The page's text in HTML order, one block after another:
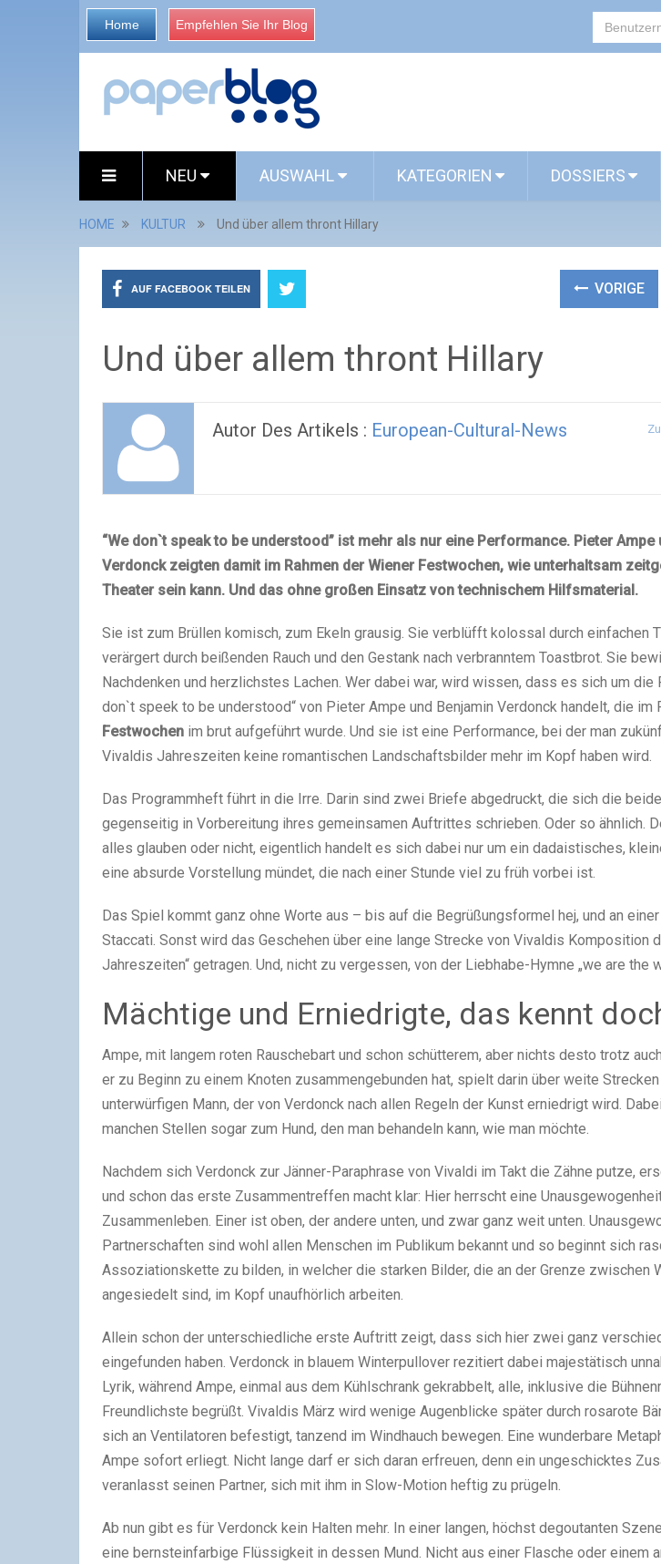
Home Empfehlen Sie Ihr Blog
NEU AUSWAHL KATEGORIEN DOSSIERS
HOME KULTUR Und über allem thront Hillary
AUF FACEBOOK TEILEN VORIGE
Und über allem thront Hillary
Autor Des Artikels : European-Cultural-News
“We don`t speak to be understood” ist mehr als nur eine Performance. Pieter Ampe
Verdonck zeigten damit im Rahmen der Wiener Festwochen, wie unterhaltsam
Theater sein kann. Und das ohne großen Einsatz von technischem Hilfsmaterial.
Sie ist zum Brüllen komisch, zum Ekeln grausig. Sie verblüfft kolossal durch einfachen
verärgert durch beißenden Rauch und den Gestank nach verbranntem Toastbrot. Sie
Nachdenken und herzlichstes Lachen. Wer dabei war, wird wissen, dass es sich um die
don`t speek to be understood“ von Pieter Ampe und Benjamin Verdonck handelt, die im
Festwochen im brut aufgeführt wurde. Und sie ist eine Performance, bei der man
Vivaldis Jahreszeiten keine romantischen Landschaftsbilder mehr im Kopf haben wird.
Das Programmheft führt in die Irre. Darin sind zwei Briefe abgedruckt, die sich die
gegenseitig in Vorbereitung ihres gemeinsamen Auftrittes schrieben. Oder so ähnlich.
alles glauben oder nicht, eigentlich handelt es sich dabei nur um ein dadaistisches,
eine absurde Vorstellung mündet, die nach einer Stunde viel zu früh vorbei ist.
Das Spiel kommt ganz ohne Worte aus – bis auf die Begrüßungsformel hej, und an
Staccati. Sonst wird das Geschehen über eine lange Strecke von Vivaldis Komposition
Jahreszeiten“ getragen. Und, nicht zu vergessen, von der Liebhabe-Hymne „we are the
Mächtige und Erniedrigte, das kennt
Ampe, mit langem roten Rauschebart und schon schütterem, aber nichts desto trotz
er zu Beginn zu einem Knoten zusammengebunden hat, spielt darin über weite
unterwürfigen Mann, der von Verdonck nach allen Regeln der Kunst erniedrigt wird.
manchen Stellen sogar zum Hund, den man behandeln kann, wie man möchte.
Nachdem sich Verdonck zur Jänner-Paraphrase von Vivaldi im Takt die Zähne putze,
und schon das erste Zusammentreffen macht klar: Hier herrscht eine
Zusammenleben. Einer ist oben, der andere unten, und zwar ganz weit unten.
Partnerschaften sind wohl allen Menschen im Publikum bekannt und so beginnt sich
Assoziationskette zu bilden, in welcher die starken Bilder, die an der Grenze zwischen
angesiedelt sind, im Kopf unaufhörlich arbeiten.
Allein schon der unterschiedliche erste Auftritt zeigt, dass sich hier zwei ganz
eingefunden haben. Verdonck in blauem Winterpullover rezitiert dabei majestätisch
Lyrik, während Ampe, einmal aus dem Kühlschrank gekrabbelt, alle, inklusive die
Freundlichste begrüßt. Vivaldis März wird wenige Augenblicke später durch rosarote
sich an Ventilatoren befestigt, tanzend im Windhauch bewegen. Eine wunderbare
Ampe sofort erliegt. Nicht lange darf er sich daran erfreuen, denn ein ungeschicktes
veranlasst seinen Partner, sich mit ihm in Slow-Motion heftig zu prügeln.
Ab nun gibt es für Verdonck kein Halten mehr. In einer langen, höchst degoutanten
eine bernsteinfarbige Flüssigkeit in dessen Mund. Nicht aus einer Flasche oder einem